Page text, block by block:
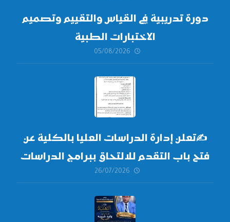
دورة تدريبية في القياس والتقييم وتصميم
الاختبارات الطبية
05/08/2026
✍تعلن إدارة الدراسات العليا بالكلية عن
فتح باب التقدم للالتحاق ببرامج الدراسات
العليا لدورة
أكتوبر 2026،
26/07/2026